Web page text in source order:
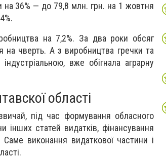
на 36% — до 79,8 млн. грн. на 1 жовтня
на 7,2%. За два роки обсяг
на чверть. А з виробництва гречки та
вже обігнала аграрну
області
під час формування обласного
статей видатків, фінансування
виконання видаткової частини і